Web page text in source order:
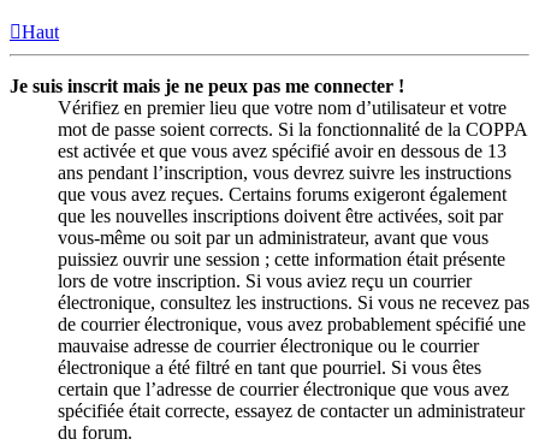
Haut
Je suis inscrit mais je ne peux pas me connecter !
Vérifiez en premier lieu que votre nom d’utilisateur et votre
mot de passe soient corrects. Si la fonctionnalité de la COPPA
est activée et que vous avez spécifié avoir en dessous de 13
ans pendant l’inscription, vous devrez suivre les instructions
que vous avez reçues. Certains forums exigeront également
que les nouvelles inscriptions doivent être activées, soit par
vous-même ou soit par un administrateur, avant que vous
puissiez ouvrir une session ; cette information était présente
lors de votre inscription. Si vous aviez reçu un courrier
électronique, consultez les instructions. Si vous ne recevez pas
de courrier électronique, vous avez probablement spécifié une
mauvaise adresse de courrier électronique ou le courrier
électronique a été filtré en tant que pourriel. Si vous êtes
certain que l’adresse de courrier électronique que vous avez
spécifiée était correcte, essayez de contacter un administrateur
du forum.